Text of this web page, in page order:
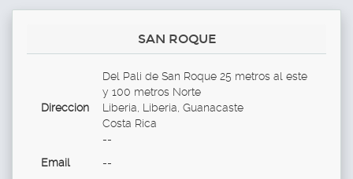
SAN ROQUE
Direccion
Del Pali de San Roque 25 metros al este
y 100 metros Norte
Liberia, Liberia, Guanacaste
Costa Rica
--
Email
--